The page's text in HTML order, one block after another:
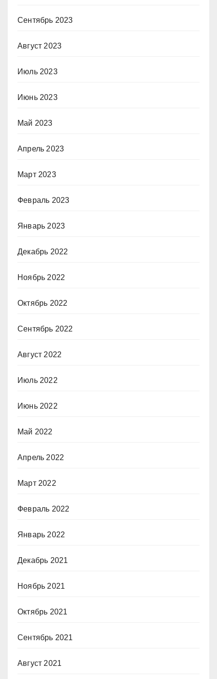
Сентябрь 2023
Август 2023
Июль 2023
Июнь 2023
Май 2023
Апрель 2023
Март 2023
Февраль 2023
Январь 2023
Декабрь 2022
Ноябрь 2022
Октябрь 2022
Сентябрь 2022
Август 2022
Июль 2022
Июнь 2022
Май 2022
Апрель 2022
Март 2022
Февраль 2022
Январь 2022
Декабрь 2021
Ноябрь 2021
Октябрь 2021
Сентябрь 2021
Август 2021